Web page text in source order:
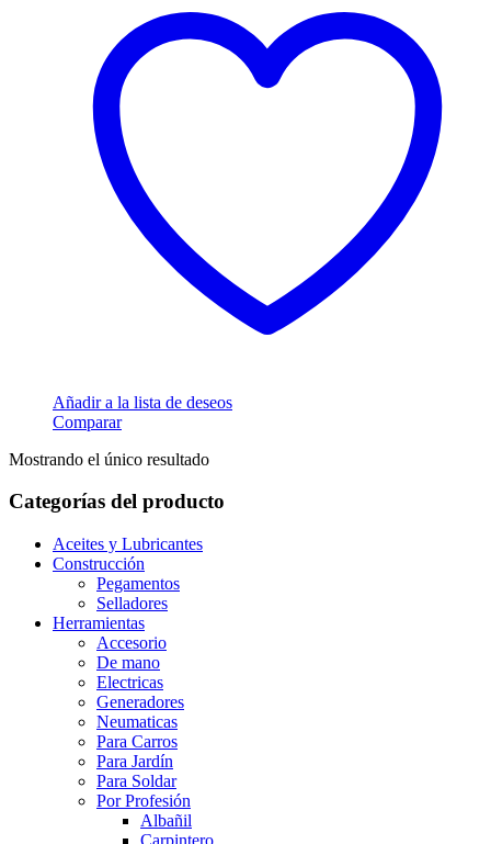
Añadir a la lista de deseos
Comparar
Mostrando el único resultado
Categorías del producto
Aceites y Lubricantes
Construcción
Pegamentos
Selladores
Herramientas
Accesorio
De mano
Electricas
Generadores
Neumaticas
Para Carros
Para Jardín
Para Soldar
Por Profesión
Albañil
Carpintero